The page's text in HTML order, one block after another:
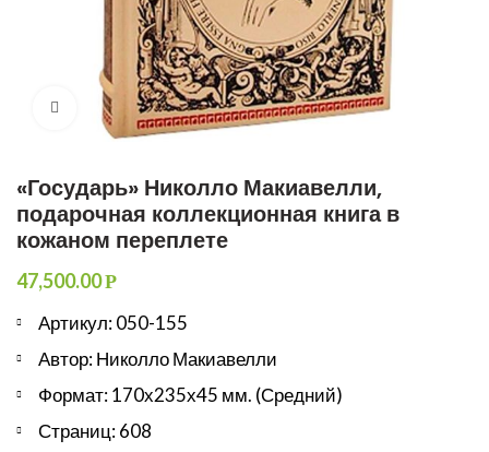
Увеличить
«Государь» Николло Макиавелли,
подарочная коллекционная книга в
кожаном переплете
47,500.00Р
Артикул: 050-155
Автор: Николло Макиавелли
Формат: 170х235х45 мм. (Средний)
Страниц: 608